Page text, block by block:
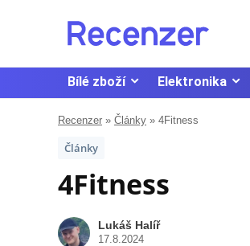
Bílé zboží Elektronika
Recenzer » Články » 4Fitness
Články
4Fitness
Lukáš Halíř
17.8.2024